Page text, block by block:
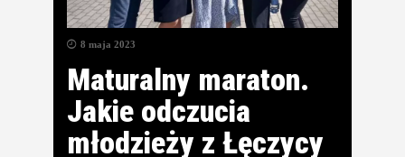
8 maja 2023
Maturalny maraton.
Jakie odczucia
młodzieży z Łęczycy